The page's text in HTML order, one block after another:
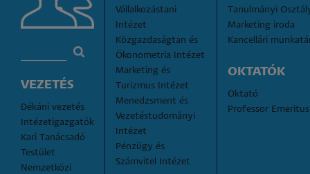
VEZETÉS
Dékáni vezetés
Intézetigazgatók
Kari Tanácsadó
Testület
Nemzetközi
Vállalkozástani
Intézet
Közgazdaságtan és
Ökonometria Intézet
Marketing és
Turizmus Intézet
Menedzsment és
Vezetéstudományi
Intézet
Pénzügy és
Számvitel Intézet
Tanulmányi
Marketing iroda
Kancellári
OKTATÓK
Oktató
Professor Emeritus